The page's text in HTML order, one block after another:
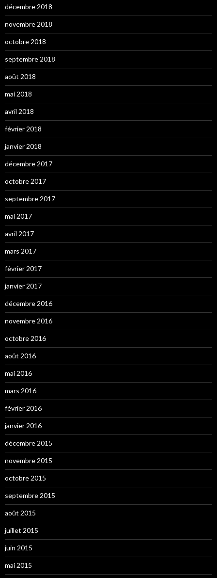
décembre 2018
novembre 2018
octobre 2018
septembre 2018
août 2018
mai 2018
avril 2018
février 2018
janvier 2018
décembre 2017
octobre 2017
septembre 2017
mai 2017
avril 2017
mars 2017
février 2017
janvier 2017
décembre 2016
novembre 2016
octobre 2016
août 2016
mai 2016
mars 2016
février 2016
janvier 2016
décembre 2015
novembre 2015
octobre 2015
septembre 2015
août 2015
juillet 2015
juin 2015
mai 2015